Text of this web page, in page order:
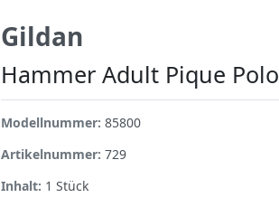
Gildan
Hammer Adult Pique Polo
Modellnummer: 85800
Artikelnummer: 729
Inhalt: 1 Stück